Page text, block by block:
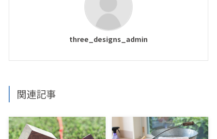
three_designs_admin
関連記事